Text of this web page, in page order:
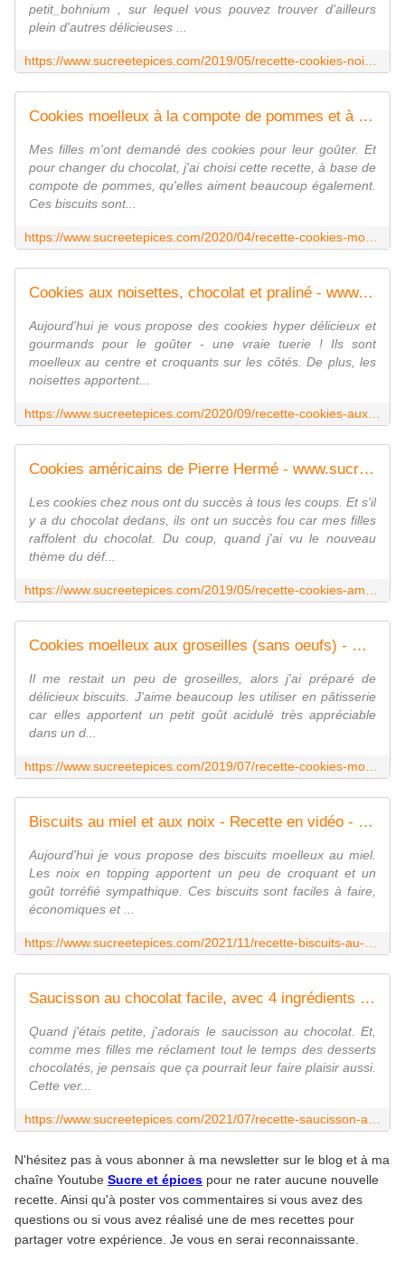
petit_bohnium , sur lequel vous pouvez trouver d'ailleurs
plein d'autres délicieuses ...
Cookies moelleux à la compote de pommes et à la cannelle - www.sucreetepices.com
Mes filles m'ont demandé des cookies pour leur goûter. Et
pour changer du chocolat, j'ai choisi cette recette, à base de
compote de pommes, qu'elles aiment beaucoup également.
Ces biscuits sont...
Cookies aux noisettes, chocolat et praliné - www.sucreetepices.com
Aujourd'hui je vous propose des cookies hyper délicieux et
gourmands pour le goûter - une vraie tuerie ! Ils sont
moelleux au centre et croquants sur les côtés. De plus, les
noisettes apportent...
Cookies américains de Pierre Hermé - www.sucreetepices.com
Les cookies chez nous ont du succès à tous les coups. Et s'il
y a du chocolat dedans, ils ont un succès fou car mes filles
raffolent du chocolat. Du coup, quand j'ai vu le nouveau
thème du déf...
Cookies moelleux aux groseilles (sans oeufs) - www.sucreetepices.com
Il me restait un peu de groseilles, alors j'ai préparé de
délicieux biscuits. J'aime beaucoup les utiliser en pâtisserie
car elles apportent un petit goût acidulé très appréciable
dans un d...
Biscuits au miel et aux noix - Recette en vidéo - www.sucreetepices.com
Aujourd'hui je vous propose des biscuits moelleux au miel.
Les noix en topping apportent un peu de croquant et un
goût torréfié sympathique. Ces biscuits sont faciles à faire,
économiques et ...
Saucisson au chocolat facile, avec 4 ingrédients seulement - Recette en vidéo - www.sucreetepices.com
Quand j'étais petite, j'adorais le saucisson au chocolat. Et,
comme mes filles me réclament tout le temps des desserts
chocolatés, je pensais que ça pourrait leur faire plaisir aussi.
Cette ver...
N'hésitez pas à vous abonner à ma newsletter sur le blog et à ma
chaîne Youtube Sucre et épices pour ne rater aucune nouvelle
recette. Ainsi qu'à poster vos commentaires si vous avez des
questions ou si vous avez réalisé une de mes recettes pour
partager votre expérience. Je vous en serai reconnaissante.